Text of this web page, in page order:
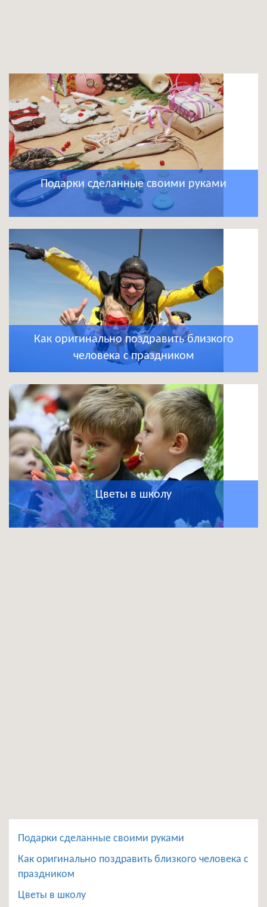
Подарки сделанные своими руками
Как оригинально поздравить близкого
человека с праздником
Цветы в школу
Подарки сделанные своими руками
Как оригинально поздравить близкого человека с
праздником
Цветы в школу